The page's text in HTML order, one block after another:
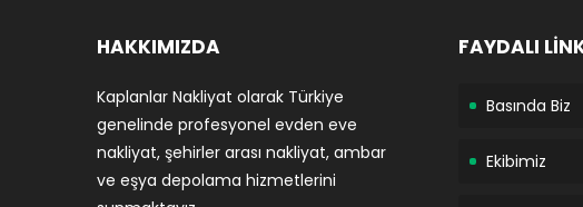
HAKKIMIZDA
Kaplanlar Nakliyat olarak Türkiye
genelinde profesyonel evden eve
nakliyat, şehirler arası nakliyat, ambar
ve eşya depolama hizmetlerini
FAYDALI
Basında Biz
Ekibimiz